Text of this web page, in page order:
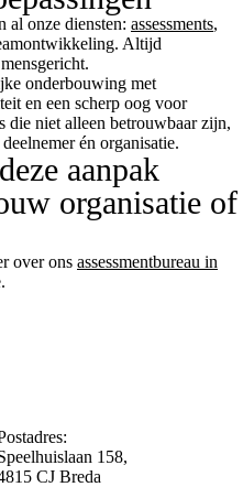
al onze diensten: assessments,
Altijd
onderbouwing met
en een scherp oog voor
die niet alleen betrouwbaar zijn,
én organisatie.
aanpak
organisatie of
over ons assessmentbureau in
158,
CJ Breda